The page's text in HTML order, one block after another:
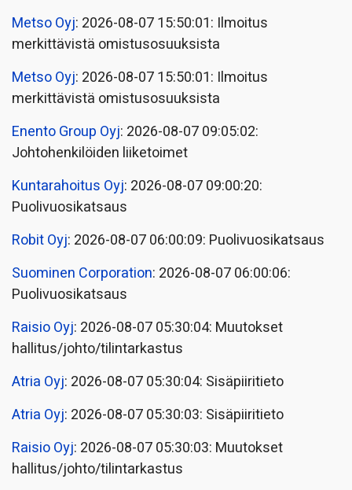
Metso Oyj: 2026-08-07 15:50:01: Ilmoitus
merkittävistä omistusosuuksista
Metso Oyj: 2026-08-07 15:50:01: Ilmoitus
merkittävistä omistusosuuksista
Enento Group Oyj: 2026-08-07 09:05:02:
Johtohenkilöiden liiketoimet
Kuntarahoitus Oyj: 2026-08-07 09:00:20:
Puolivuosikatsaus
Robit Oyj: 2026-08-07 06:00:09: Puolivuosikatsaus
Suominen Corporation: 2026-08-07 06:00:06:
Puolivuosikatsaus
Raisio Oyj: 2026-08-07 05:30:04: Muutokset
hallitus/johto/tilintarkastus
Atria Oyj: 2026-08-07 05:30:04: Sisäpiiritieto
Atria Oyj: 2026-08-07 05:30:03: Sisäpiiritieto
Raisio Oyj: 2026-08-07 05:30:03: Muutokset
hallitus/johto/tilintarkastus